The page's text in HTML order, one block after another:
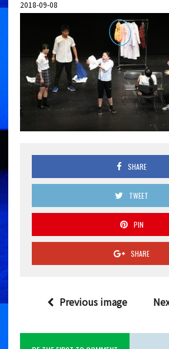
2018-09-08
SHARE
TWEET
PIN
SHARE
Previous image